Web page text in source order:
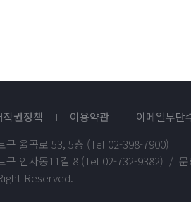
작권정책 이용약관 이메일무단
구 율곡로 53, 5층 (Tel 02-398-7900)
구 인사동11길 8 (Tel 02-732-9382) /
Reserved.